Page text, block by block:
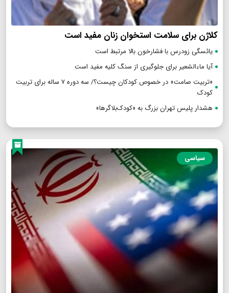
کلاژن برای سلامت استخوان زنان مفید است
یائسگی زودرس با فشارخون بالا مرتبط است
آیا ماءالشعیر برای جلوگیری از سنگ کلیه مفید است
«تربیت صامت» در خصوص کودکان چیست؟/ سه دوره ۷ ساله برای تربیت
کودک
هشدار پلیس تهران بزرگ به «کودک‌بلاگرها»
سیاسی